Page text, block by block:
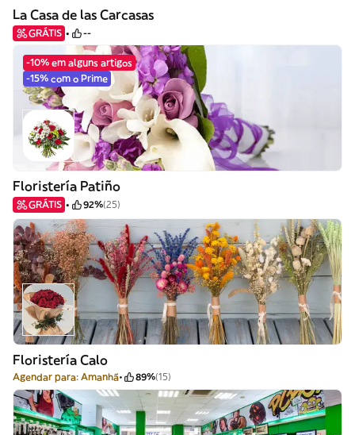
La Casa de las Carcasas
GRÁTIS --
-10% em alguns artigos
-15% com o Prime
Floristería Patiño
GRÁTIS 92%(25)
Floristería Calo
Agendar para: Amanhã 89%(15)